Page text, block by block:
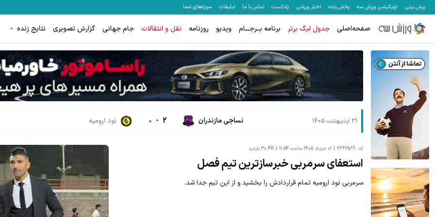
پیش بینی اپلیکیشن ورزش سه پخش زنده اخبار ورزشی پادکست تماس با ما تبلیغات سوژه‌های شما
صفحه‌اصلی جدول لیگ برتر برنامه بــرجـــام ویدیو روزنامه نقل و انتقالات جام جهانی گزارش تصویری نتایج زنده
31 اردیبهشت 1405 نساجی مازندران 2
-
0 نود ارومیه
کد: 2362589 01 خرداد 1405 ساعت 11:54 30.4K بازدید
استعفای سرمربی خبرسازترین تیم فصل
سرمربی نود ارومیه تمام قراردادش را بخشید و از این تیم جدا شد.